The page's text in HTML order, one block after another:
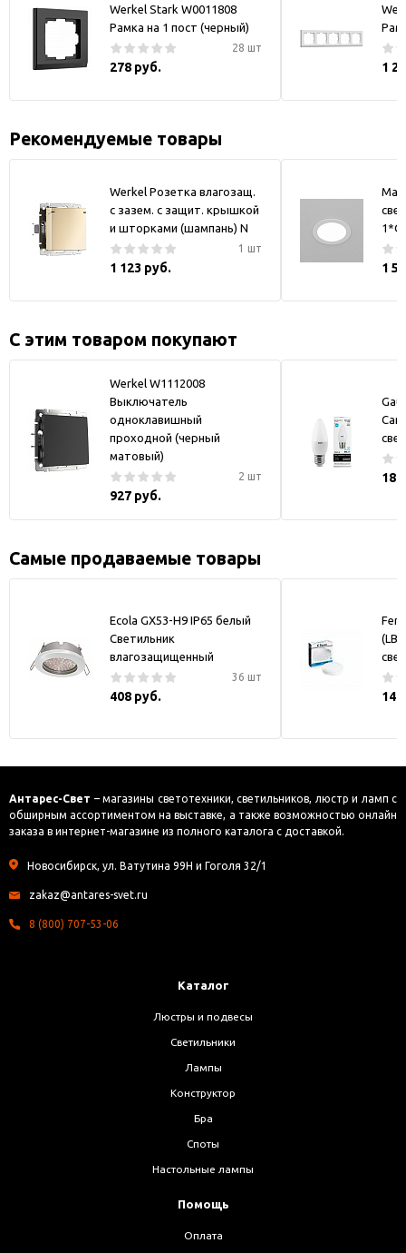
Werkel Stark W0011808
Рамка на 1 пост (черный)
28 шт
278 руб. 1
Рекомендуемые товары
Werkel Розетка влагозащ.
с зазем. с защит. крышкой
и шторками (шампань) N
1 шт
1 123 руб. 1
С этим товаром покупают
Werkel W1112008
Выключатель
одноклавишный
проходной (черный
матовый)
2 шт
927 руб.
Самые продаваемые товары
Ecola GX53-H9 IP65 белый
Светильник
влагозащищенный
36 шт
408 руб.
(LB-
Антарес-Свет – магазины светотехники, светильников, люстр и ламп с
обширным ассортиментом на выставке, а также возможностью онлайн
заказа в интернет-магазине из полного каталога с доставкой.
Новосибирск, ул. Ватутина 99Н и Гоголя 32/1
zakaz@antares-svet.ru
8 (800) 707-53-06
Каталог
Люстры и подвесы
Светильники
Лампы
Конструктор
Бра
Споты
Настольные лампы
Помощь
Оплата